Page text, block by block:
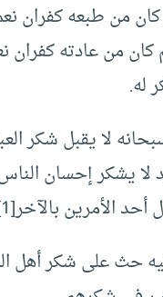
من طبعه كفران
كان من عادته كفران
له.
لا يقبل شكر
لا يشكر إحسان
أحد الأمرين بالآخر[1]
حث على شكر أهل